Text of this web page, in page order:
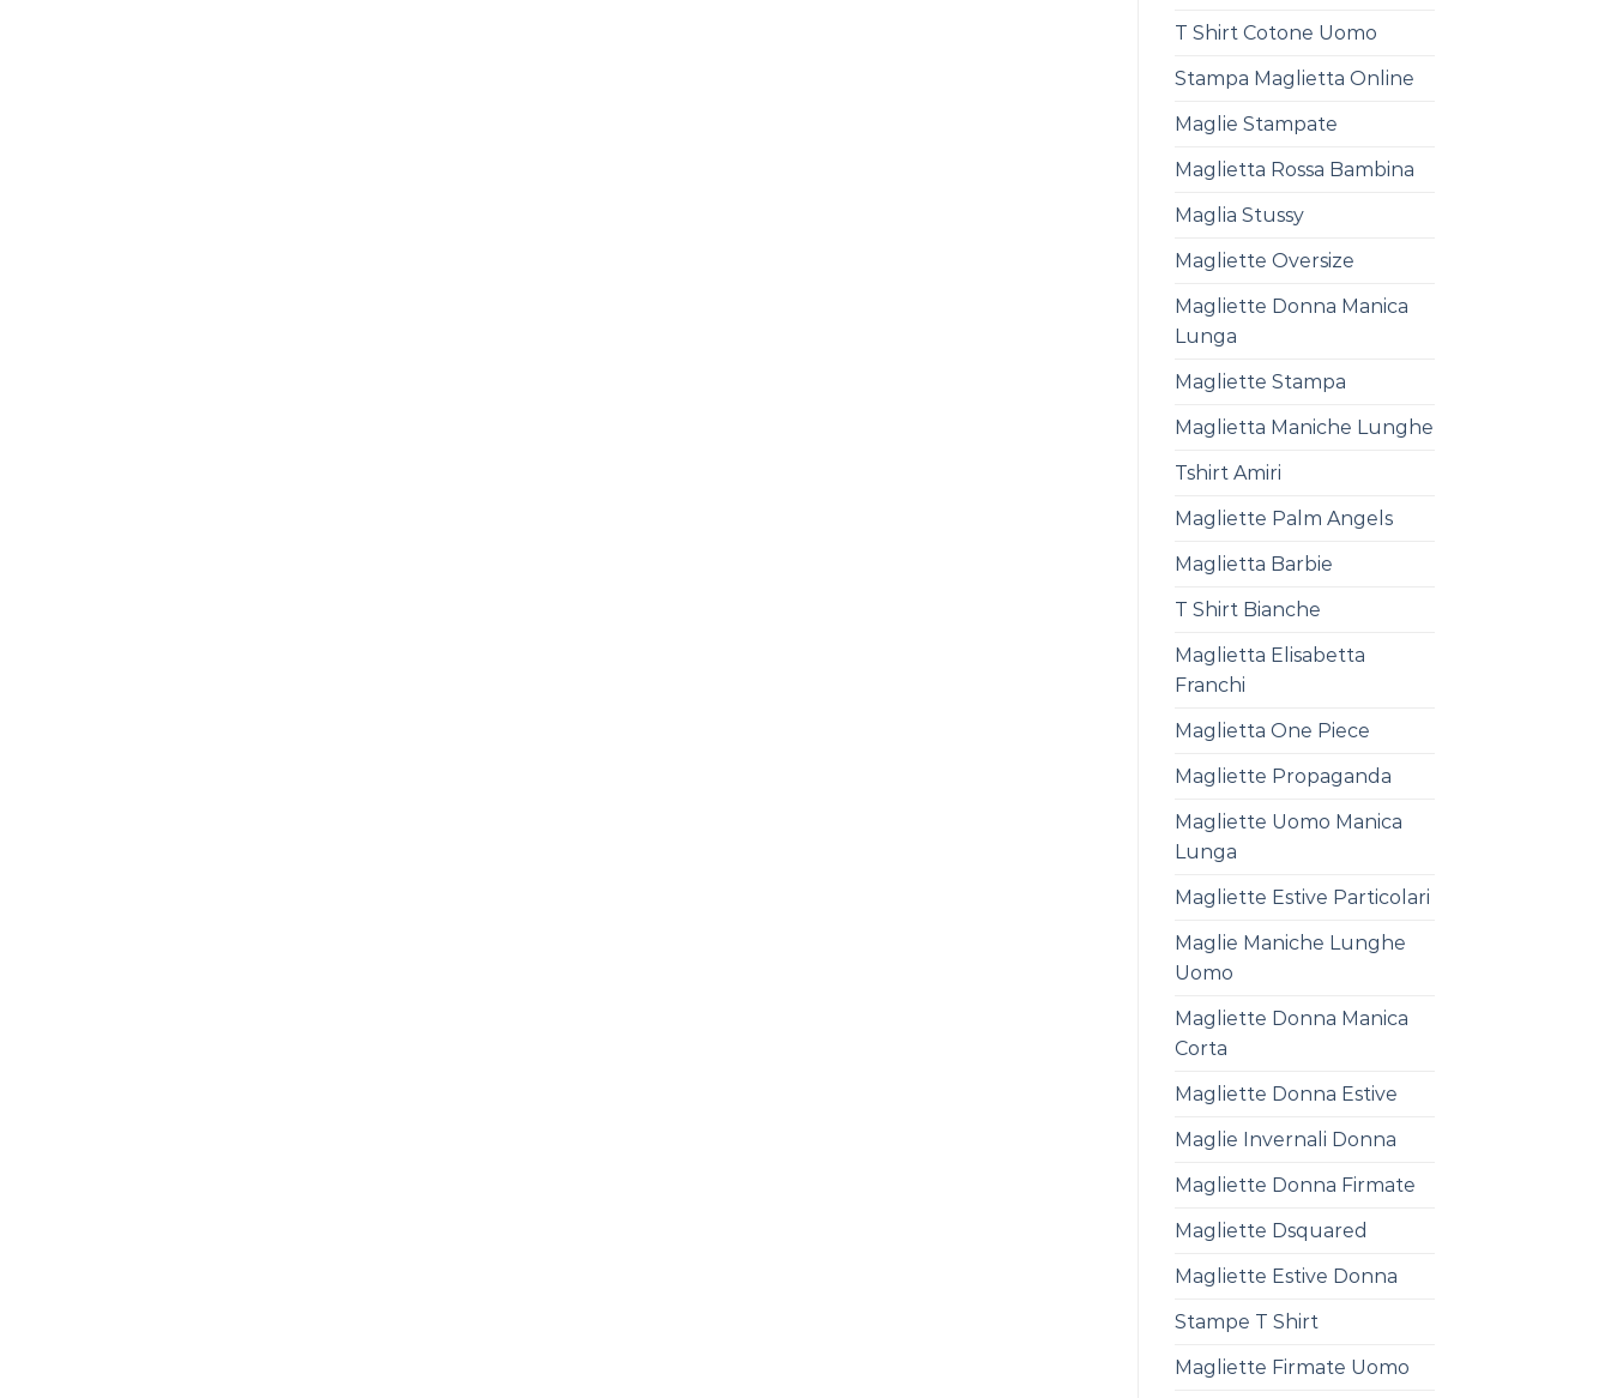
T Shirt Cotone Uomo
Stampa Maglietta Online
Maglie Stampate
Maglietta Rossa Bambina
Maglia Stussy
Magliette Oversize
Magliette Donna Manica
Lunga
Magliette Stampa
Maglietta Maniche Lunghe
Tshirt Amiri
Magliette Palm Angels
Maglietta Barbie
T Shirt Bianche
Maglietta Elisabetta
Franchi
Maglietta One Piece
Magliette Propaganda
Magliette Uomo Manica
Lunga
Magliette Estive Particolari
Maglie Maniche Lunghe
Uomo
Magliette Donna Manica
Corta
Magliette Donna Estive
Maglie Invernali Donna
Magliette Donna Firmate
Magliette Dsquared
Magliette Estive Donna
Stampe T Shirt
Magliette Firmate Uomo